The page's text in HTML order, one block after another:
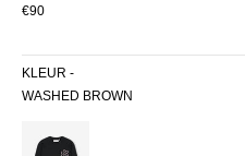
€90
KLEUR -
WASHED BROWN
BLACK